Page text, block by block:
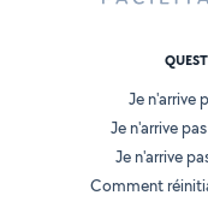
Je n'arrive
Je n'arrive
Je n'arrive
Comment